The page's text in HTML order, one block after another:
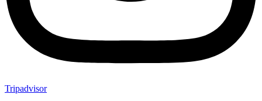
Tripadvisor